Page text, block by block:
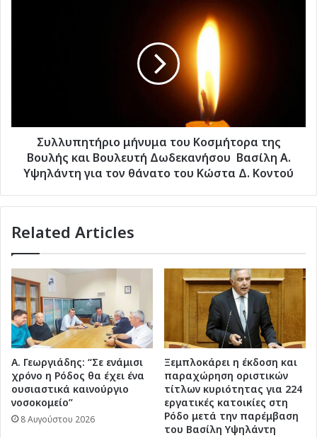
Δωδεκανήσου
Βασίλη
Υψηλάντη
τον
του
Δ.
Κοντού
Συλλυπητήριο μήνυμα του Κοσμήτορα της
Βουλής και Βουλευτή Δωδεκανήσου Βασίλη Α.
Υψηλάντη για τον θάνατο του Κώστα Δ. Κοντού
Related Articles
Α. Γεωργιάδης: “Σε ενάμισι
χρόνο η Ρόδος θα έχει ένα
ουσιαστικά καινούργιο
νοσοκομείο”
8 Αυγούστου 2026
Ξεμπλοκάρει η έκδοση και
παραχώρηση οριστικών
τίτλων κυριότητας για 224
εργατικές κατοικίες στη
Ρόδο μετά την παρέμβαση
του Βασίλη Υψηλάντη